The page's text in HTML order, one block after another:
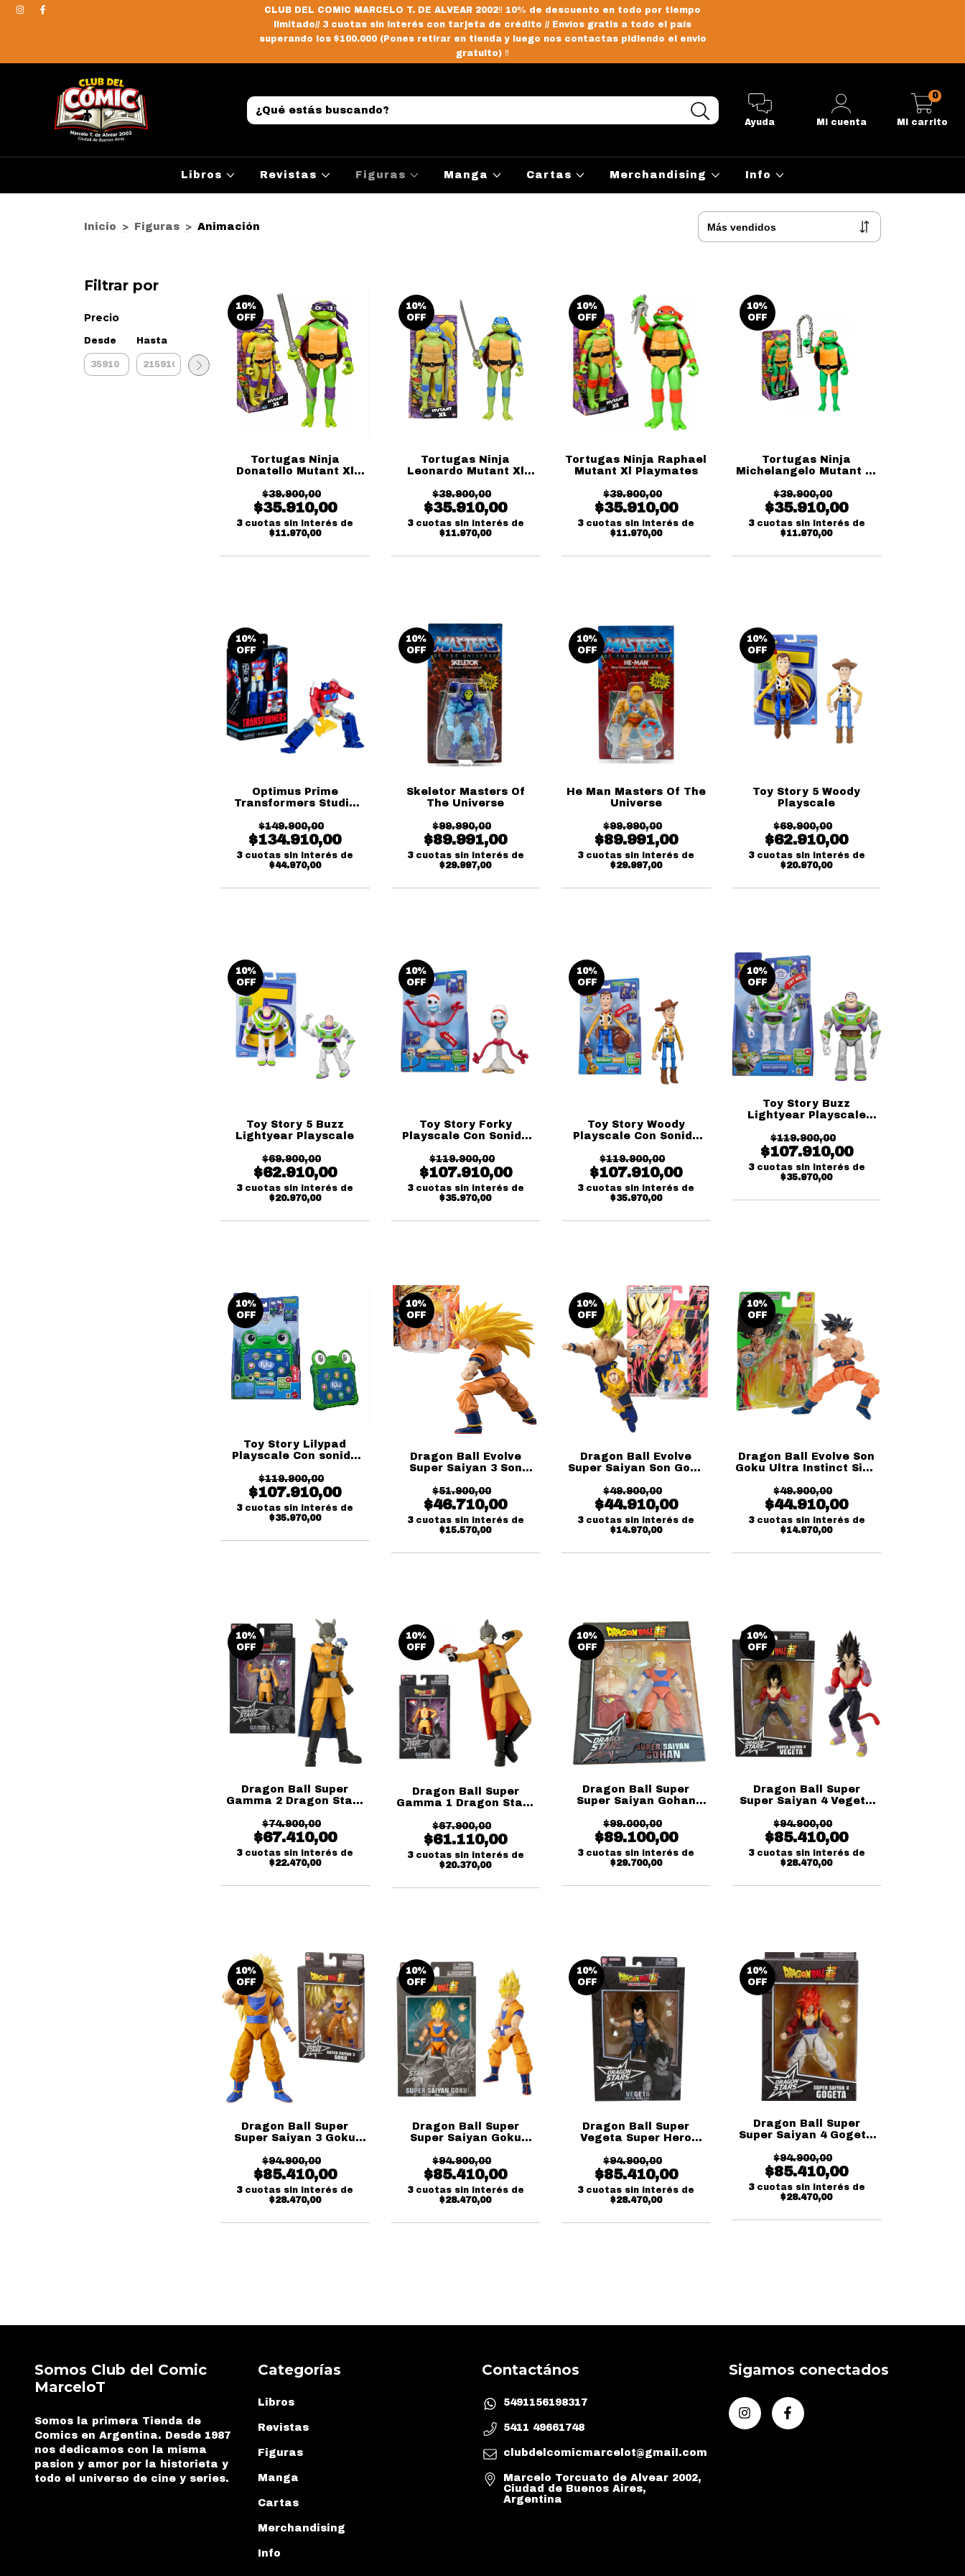
CLUB DEL COMIC MARCELO T. DE ALVEAR 2002‼️ 10% de descuento en todo por tiempo
limitado// 3 cuotas sin interés con tarjeta de crédito // Envíos gratis a todo el país
superando los $100.000 (Pones retirar en tienda y luego nos contactas pidiendo el envio
gratuito) ‼️
Ayuda Mi cuenta Mi carrito
0
Libros Revistas Figuras Manga Cartas Merchandising Info
Inicio > Figuras > Animación
Filtrar por
Precio
Desde Hasta
10%
OFF
Tortugas Ninja
Donatello Mutant Xl
$39.900,00
$35.910,00
3 cuotas sin interés de
$11.970,00
10%
OFF
Tortugas Ninja
Leonardo Mutant Xl
$39.900,00
$35.910,00
3 cuotas sin interés de
$11.970,00
10%
OFF
Tortugas Ninja Raphael
Mutant Xl Playmates
$39.900,00
$35.910,00
3 cuotas sin interés de
$11.970,00
10%
OFF
Tortugas Ninja
Michelangelo Mutant Xl
$39.900,00
$35.910,00
3 cuotas sin interés de
$11.970,00
10%
OFF
Optimus Prime
Transformers Studio
$149.900,00
$134.910,00
3 cuotas sin interés de
$44.970,00
10%
OFF
Skeletor Masters Of
The Universe
$99.990,00
$89.991,00
3 cuotas sin interés de
$29.997,00
10%
OFF
He Man Masters Of The
Universe
$99.990,00
$89.991,00
3 cuotas sin interés de
$29.997,00
10%
OFF
Toy Story 5 Woody
Playscale
$69.900,00
$62.910,00
3 cuotas sin interés de
$20.970,00
10%
OFF
Toy Story 5 Buzz
Lightyear Playscale
$69.900,00
$62.910,00
3 cuotas sin interés de
$20.970,00
10%
OFF
Toy Story Forky
Playscale Con Sonido
$119.900,00
$107.910,00
3 cuotas sin interés de
$35.970,00
10%
OFF
Toy Story Woody
Playscale Con Sonido
$119.900,00
$107.910,00
3 cuotas sin interés de
$35.970,00
10%
OFF
Toy Story Buzz
Lightyear Playscale
portugués
$119.900,00
$107.910,00
3 cuotas sin interés de
$35.970,00
10%
OFF
Toy Story Lilypad
Playscale Con sonido
$119.900,00
$107.910,00
3 cuotas sin interés de
$35.970,00
10%
OFF
Dragon Ball Evolve
Super Saiyan 3 Son
$51.900,00
$46.710,00
3 cuotas sin interés de
$15.570,00
10%
OFF
Dragon Ball Evolve
Super Saiyan Son Goku
$49.900,00
$44.910,00
3 cuotas sin interés de
$14.970,00
10%
OFF
Dragon Ball Evolve Son
Goku Ultra Instinct Sign
$49.900,00
$44.910,00
3 cuotas sin interés de
$14.970,00
10%
OFF
Dragon Ball Super
Gamma 2 Dragon Stars
$74.900,00
$67.410,00
3 cuotas sin interés de
$22.470,00
10%
OFF
Dragon Ball Super
Gamma 1 Dragon Stars
$67.900,00
$61.110,00
3 cuotas sin interés de
$20.370,00
10%
OFF
Dragon Ball Super
Super Saiyan Gohan
Bandai
$99.000,00
$89.100,00
3 cuotas sin interés de
$29.700,00
10%
OFF
Dragon Ball Super
Super Saiyan 4 Vegeta
Bandai
$94.900,00
$85.410,00
3 cuotas sin interés de
$28.470,00
10%
OFF
Dragon Ball Super
Super Saiyan 3 Goku
Bandai
$94.900,00
$85.410,00
3 cuotas sin interés de
$28.470,00
10%
OFF
Dragon Ball Super
Super Saiyan Goku
Bandai
$94.900,00
$85.410,00
3 cuotas sin interés de
$28.470,00
10%
OFF
Dragon Ball Super
Vegeta Super Hero
Series Bandai
$94.900,00
$85.410,00
3 cuotas sin interés de
$28.470,00
10%
OFF
Dragon Ball Super
Super Saiyan 4 Gogeta
Bandai
$94.900,00
$85.410,00
3 cuotas sin interés de
$28.470,00
Somos Club del Comic
MarceloT
Somos la primera Tienda de
Comics en Argentina. Desde 1987
nos dedicamos con la misma
pasion y amor por la historieta y
todo el universo de cine y series.
Categorías
Libros
Revistas
Figuras
Manga
Cartas
Merchandising
Info
Contactános
5491156198317
5411 49661748
clubdelcomicmarcelot@gmail.com
Marcelo Torcuato de Alvear 2002,
Ciudad de Buenos Aires,
Argentina
Sigamos conectados